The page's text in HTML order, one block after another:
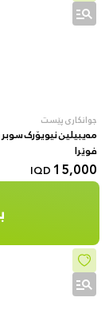
جوانکاری پێست
فوێرا
15,000
IQD